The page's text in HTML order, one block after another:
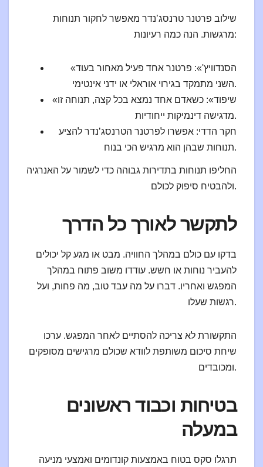
שילוב פרטנר טרנסג’נדר מאפשר לחקור תנוחות
מרגשות. הנה כמה רעיונות:
«הסנדוויץ'»: פרטנר אחד פעיל מאחור בעוד
השני מתמקד בגירוי אוראלי או ידני אינטימי.
«שיפוד»: כשאדם אחד נמצא בכל קצה, תנוחה זו
מדגישה דינמיקות ייחודיות.
חקר הדדי: אפשרו לפרטנר הטרנסג’נדר להציע
תנוחות שבהן הוא מרגיש הכי בנוח.
החליפו תנוחות בתדירות גבוהה כדי לשמור על האנרגיה
ולהבטיח סיפוק לכולם.
לתקשר לאורך כל הדרך
בדקו עם כולם במהלך החוויה. מבט או מגע קל יכולים
להעביר נוחות או חשש. עודדו משוב פתוח במהלך
המפגש ואחריו. דברו על מה עבד טוב, מה פחות, ועל
רגשות שעלו.
התקשורת לא צריכה להסתיים לאחר המפגש. ערכו
שיחת סיכום משותפת לוודא שכולם מרגישים מסופקים
ומכובדים.
בטיחות וכבוד ראשונים
במעלה
תרגלו סקס בטוח באמצעות קונדומים ואמצעי מניעה